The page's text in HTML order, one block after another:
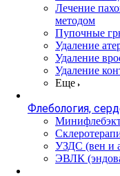
Лечение
методом
Пупочные
Удаление
Удаление
Удаление
Еще
Флебология,
УЗДС (вен и
ЭВЛК